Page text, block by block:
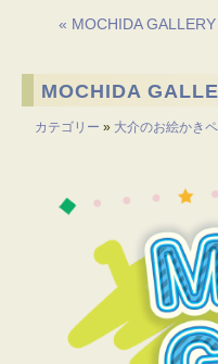
« MOCHIDA
MOCHIDA
カテゴリー » 大介のお絵かき